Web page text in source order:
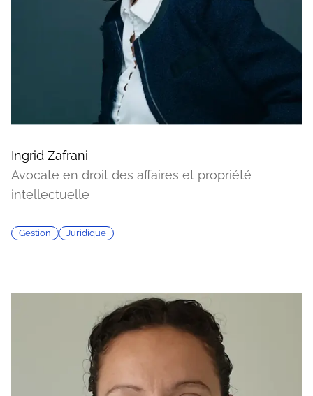
Ingrid Zafrani
Avocate en droit des affaires et propriété
intellectuelle
Gestion Juridique